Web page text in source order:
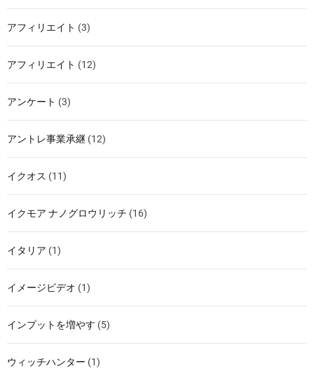
アフィリエイト (3)
アフィリエイト (12)
アンケート (3)
アントレ事業承継 (12)
イクオス (11)
イクモア ナノグロウリッチ (16)
イタリア (1)
イメージビデオ (1)
インプットを増やす (5)
ウィッチハンター (1)